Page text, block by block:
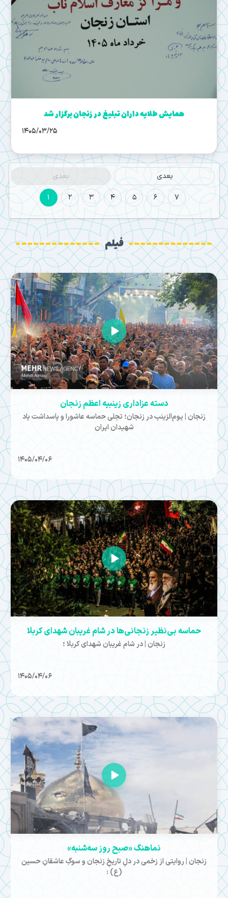
همایش طلایه داران تبلیغ در زنجان برگزار شد
1405/03/25
بعدی
بعدی
1
2 3 4 5 6 7
فیلم
دسته عزاداری زینبیه اعظم زنجان
زنجان | یوم‌الزینب در زنجان؛ تجلی حماسه عاشورا و پاسداشت یاد
شهیدان ایران
1405/04/06
حماسه بی‌نظیر زنجانی‌ها در شام غریبان شهدای کربلا
زنجان | در شام غریبان شهدای کربلا ؛
1405/04/06
نماهنگ «صبح روز سه‌شنبه»
زنجان | روایتی از زخمی در دلِ تاریخِ زنجان و سوگِ عاشقانِ حسین
(ع) :